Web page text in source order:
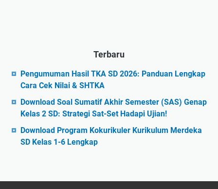
Terbaru
Pengumuman Hasil TKA SD 2026: Panduan Lengkap
Cara Cek Nilai & SHTKA
Download Soal Sumatif Akhir Semester (SAS) Genap
Kelas 2 SD: Strategi Sat-Set Hadapi Ujian!
Download Program Kokurikuler Kurikulum Merdeka
SD Kelas 1-6 Lengkap